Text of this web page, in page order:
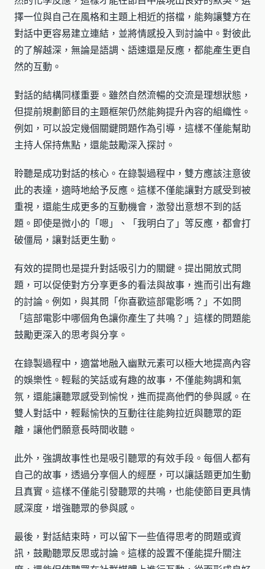
擇一位與自己在風格和主題上相近的搭檔，能夠讓雙方在
對話中更容易建立連結，並將情感投入到討論中。對彼此
的了解越深，無論是語調、語速還是反應，都能產生更自
然的互動。
對話的結構同樣重要。雖然自然流暢的交流是理想狀態，
但提前規劃節目的主題框架仍然能夠提升內容的組織性。
例如，可以設定幾個關鍵問題作為引導，這樣不僅能幫助
主持人保持焦點，還能鼓勵深入探討。
聆聽是成功對話的核心。在錄製過程中，雙方應該注意彼
此的表達，適時地給予反應。這樣不僅能讓對方感受到被
重視，還能生成更多的互動機會，激發出意想不到的話
題。即使是微小的「嗯」、「我明白了」等反應，都會打
破僵局，讓對話更生動。
有效的提問也是提升對話吸引力的關鍵。提出開放式問
題，可以促使對方分享更多的看法與故事，進而引出有趣
的討論。例如，與其問「你喜歡這部電影嗎？」不如問
「這部電影中哪個角色讓你產生了共鳴？」這樣的問題能
鼓勵更深入的思考與分享。
在錄製過程中，適當地融入幽默元素可以極大地提高內容
的娛樂性。輕鬆的笑話或有趣的故事，不僅能夠調和氣
氛，還能讓聽眾感受到愉悅，進而提高他們的參與感。在
雙人對話中，輕鬆愉快的互動往往能夠拉近與聽眾的距
離，讓他們願意長時間收聽。
此外，強調故事性也是吸引聽眾的有效手段。每個人都有
自己的故事，透過分享個人的經歷，可以讓話題更加生動
且真實。這樣不僅能引發聽眾的共鳴，也能使節目更具情
感深度，增強聽眾的參與感。
最後，對話結束時，可以留下一些值得思考的問題或資
訊，鼓勵聽眾反思或討論。這樣的設置不僅能提升關注